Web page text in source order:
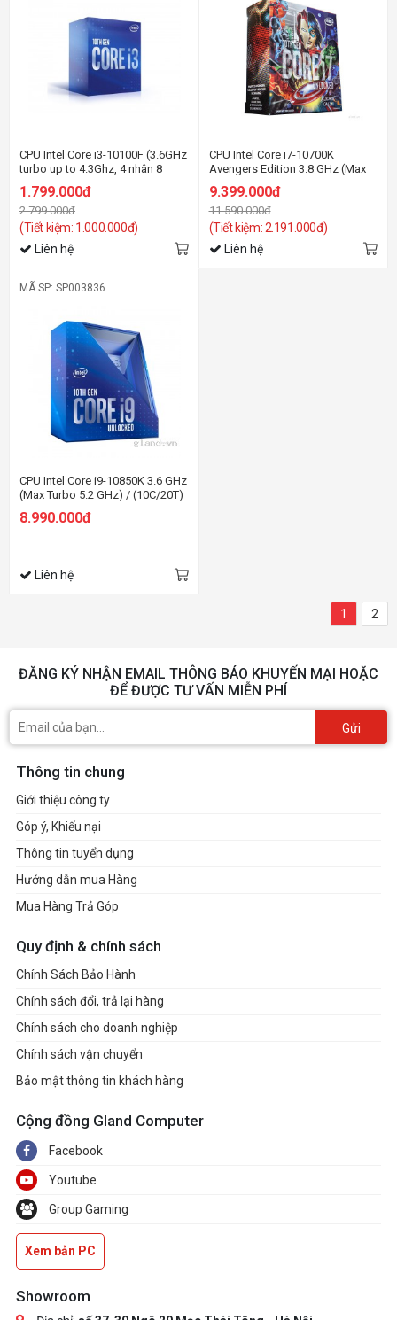
CPU Intel Core i3-10100F (3.6GHz
turbo up to 4.3Ghz, 4 nhân 8
luồng, 6MB Cache, 65W) - Socket
Intel LGA 1200
1.799.000đ
2.799.000đ
(Tiết kiệm: 1.000.000đ)
Liên hệ
CPU Intel Core i7-10700K
Avengers Edition 3.8 GHz (Max
Turbo 5.1 GHz) / (8C/16T) / 16MB
Cache)
9.399.000đ
11.590.000đ
(Tiết kiệm: 2.191.000đ)
Liên hệ
MÃ SP: SP003836
CPU Intel Core i9-10850K 3.6 GHz
(Max Turbo 5.2 GHz) / (10C/20T)
8.990.000đ
Liên hệ
1 2
ĐĂNG KÝ NHẬN EMAIL THÔNG BÁO KHUYẾN MẠI HOẶC
ĐỂ ĐƯỢC TƯ VẤN MIỄN PHÍ
Gửi
Thông tin chung
Giới thiệu công ty
Góp ý, Khiếu nại
Thông tin tuyển dụng
Hướng dẫn mua Hàng
Mua Hàng Trả Góp
Quy định & chính sách
Chính Sách Bảo Hành
Chính sách đổi, trả lại hàng
Chính sách cho doanh nghiệp
Chính sách vận chuyển
Bảo mật thông tin khách hàng
Cộng đồng Gland Computer
Facebook
Youtube
Group Gaming
Xem bản PC
Showroom